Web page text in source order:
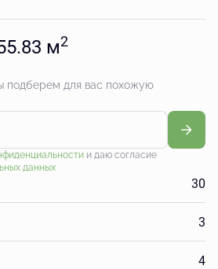
м2
подберем для вас похожую
и даю согласие
данных
30
3
4